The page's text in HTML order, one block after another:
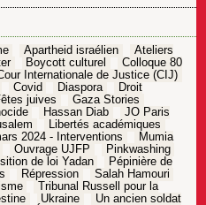
Apartheid israélien
Ateliers
Boycott culturel
Colloque 80
Internationale de Justice (CIJ)
Covid Diaspora
Droit
juives
Gaza Stories
Hassan Diab
JO Paris
Libertés académiques
2024 - Interventions
Mumia
Ouvrage UJFP
Pinkwashing
de loi Yadan
Pépinière de
Répression
Salah Hamouri
Tribunal Russell pour la
Ukraine
Un ancien soldat